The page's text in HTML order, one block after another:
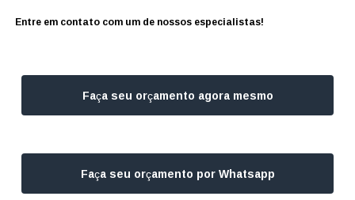
Entre em contato com um de nossos especialistas!
Faça seu orçamento agora mesmo
Faça seu orçamento por Whatsapp